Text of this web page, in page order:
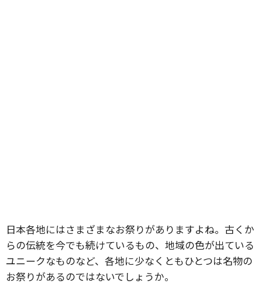
日本各地にはさまざまなお祭りがありますよね。古くか
らの伝統を今でも続けているもの、地域の色が出ている
ユニークなものなど、各地に少なくともひとつは名物の
お祭りがあるのではないでしょうか。